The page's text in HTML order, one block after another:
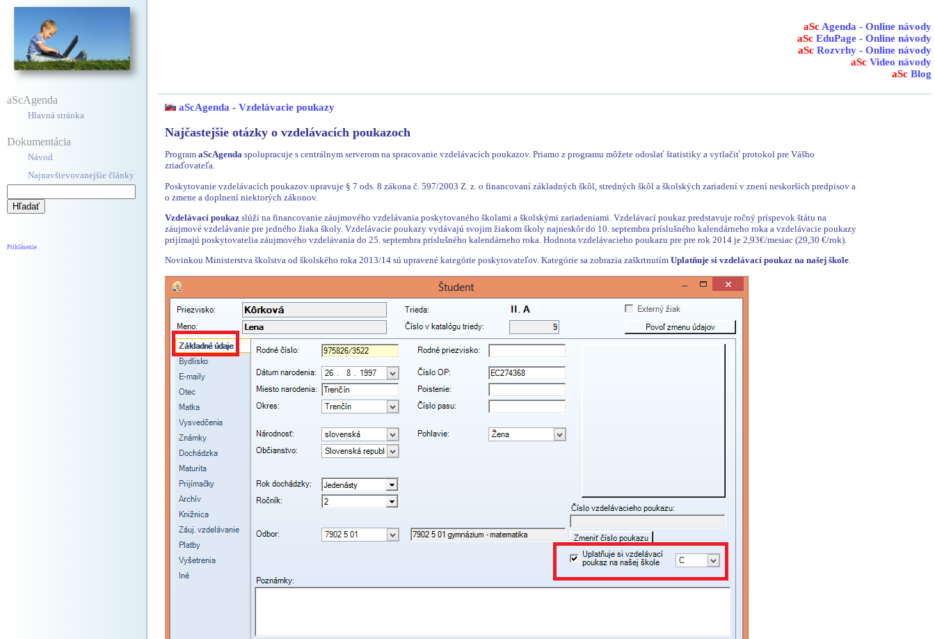
aScAgenda
Hlavná stránka
Dokumentácia
Návod
Najnavštevovanejšie články
Prihlásenie
aSc Agenda - Online návody
aSc EduPage - Online návody
aSc Rozvrhy - Online návody
aSc Video návody
aSc Blog
aScAgenda - Vzdelávacie poukazy
Najčastejšie otázky o vzdelávacích poukazoch
Program aScAgenda spolupracuje s centrálnym serverom na spracovanie vzdelávacích poukazov. Priamo z programu môžete odoslať štatistiky a vytlačiť protokol pre Vášho
zriaďovateľa.
Poskytovanie vzdelávacích poukazov upravuje § 7 ods. 8 zákona č. 597/2003 Z. z. o financovaní základných škôl, stredných škôl a školských zariadení v znení neskorších predpisov a
o zmene a doplnení niektorých zákonov.
Vzdelávací poukaz slúži na financovanie záujmového vzdelávania poskytovaného školami a školskými zariadeniami. Vzdelávací poukaz predstavuje ročný príspevok štátu na
záujmové vzdelávanie pre jedného žiaka školy. Vzdelávacie poukazy vydávajú svojim žiakom školy najneskôr do 10. septembra príslušného kalendárneho roka a vzdelávacie poukazy
prijímajú poskytovatelia záujmového vzdelávania do 25. septembra príslušného kalendárneho roka. Hodnota vzdelávacieho poukazu pre pre rok 2014 je 2,93€/mesiac (29,30 €/rok).
Novinkou Ministerstva školstva od školského roka 2013/14 sú upravené kategórie poskytovateľov. Kategórie sa zobrazia zaškrtnutím Uplatňuje si vzdelávací poukaz na našej škole.